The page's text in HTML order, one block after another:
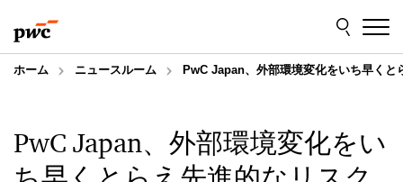
to
content
to
footer
ホーム ニュースルーム PwC Japan、外部環境変化をいち早く
PwC Japan、外部環境変化をい